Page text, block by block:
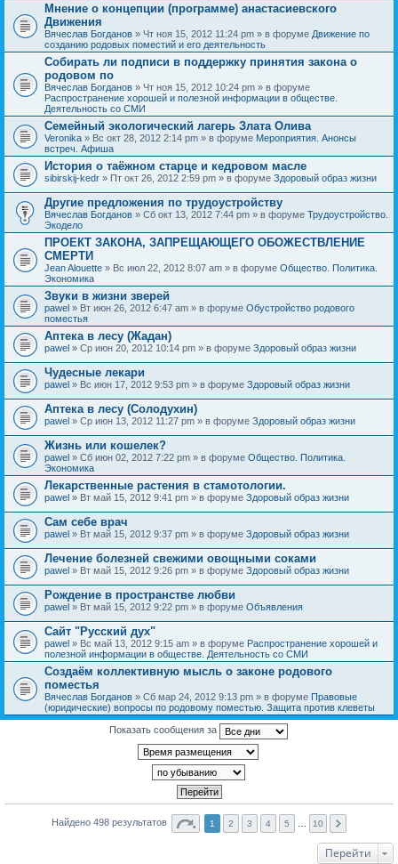
Мнение о концепции (программе) анастасиевского
Движения
Вячеслав Богданов » Чт ноя 15, 2012 11:24 pm » в форуме Движение по
созданию родовых поместий и его деятельность
Собирать ли подписи в поддержку принятия закона о
родовом по
Вячеслав Богданов » Чт ноя 15, 2012 10:24 pm » в форуме
Распространение хорошей и полезной информации в обществе.
Деятельность со СМИ
Семейный экологический лагерь Злата Олива
Veronika » Вс окт 28, 2012 2:14 pm » в форуме Мероприятия. Анонсы
встреч. Афиша
История о таёжном старце и кедровом масле
sibirskij-kedr » Пт окт 26, 2012 2:59 pm » в форуме Здоровый образ жизни
Другие предложения по трудоустройству
Вячеслав Богданов » Сб окт 13, 2012 7:44 pm » в форуме Трудоустройство.
Экодело
ПРОЕКТ ЗАКОНА, ЗАПРЕЩАЮЩЕГО ОБОЖЕСТВЛЕНИЕ
СМЕРТИ
Jean Alouette » Вс июл 22, 2012 8:07 am » в форуме Общество. Политика.
Экономика
Звуки в жизни зверей
pawel » Вт июн 26, 2012 6:47 am » в форуме Обустройство родового
поместья
Аптека в лесу (Жадан)
pawel » Ср июн 20, 2012 10:14 pm » в форуме Здоровый образ жизни
Чудесные лекари
pawel » Вс июн 17, 2012 9:53 pm » в форуме Здоровый образ жизни
Аптека в лесу (Солодухин)
pawel » Ср июн 13, 2012 11:27 pm » в форуме Здоровый образ жизни
Жизнь или кошелек?
pawel » Сб июн 02, 2012 7:22 pm » в форуме Общество. Политика.
Экономика
Лекарственные растения в стамотологии.
pawel » Вт май 15, 2012 9:41 pm » в форуме Здоровый образ жизни
Сам себе врач
pawel » Вт май 15, 2012 9:37 pm » в форуме Здоровый образ жизни
Лечение болезней свежими овощными соками
pawel » Вт май 15, 2012 9:26 pm » в форуме Здоровый образ жизни
Рождение в пространстве любви
pawel » Вт май 15, 2012 9:22 pm » в форуме Объявления
Сайт "Русский дух"
pawel » Вс май 13, 2012 9:15 am » в форуме Распространение хорошей и
полезной информации в обществе. Деятельность со СМИ
Создаём коллективную мысль о законе родового
поместья
Вячеслав Богданов » Сб мар 24, 2012 9:13 pm » в форуме Правовые
(юридические) вопросы по родовому поместью. Защита против клеветы
Показать сообщения за
Найдено 498 результатов 1 2 3 4 5 10
Перейти